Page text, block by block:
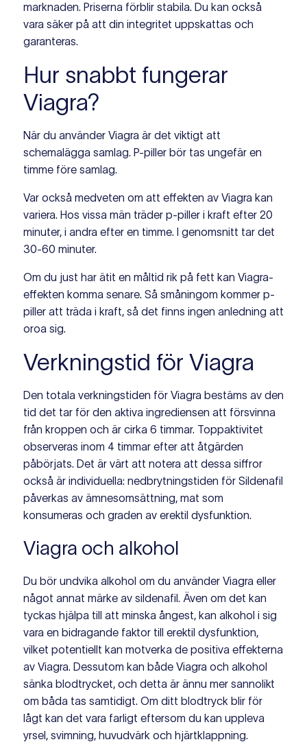
marknaden. Priserna förblir stabila. Du kan också
vara säker på att din integritet uppskattas och
garanteras.
Hur snabbt fungerar
Viagra?
När du använder Viagra är det viktigt att
schemalägga samlag. P-piller bör tas ungefär en
timme före samlag.
Var också medveten om att effekten av Viagra kan
variera. Hos vissa män träder p-piller i kraft efter 20
minuter, i andra efter en timme. I genomsnitt tar det
30-60 minuter.
Om du just har ätit en måltid rik på fett kan Viagra-
effekten komma senare. Så småningom kommer p-
piller att träda i kraft, så det finns ingen anledning att
oroa sig.
Verkningstid för Viagra
Den totala verkningstiden för Viagra bestäms av den
tid det tar för den aktiva ingrediensen att försvinna
från kroppen och är cirka 6 timmar. Toppaktivitet
observeras inom 4 timmar efter att åtgärden
påbörjats. Det är värt att notera att dessa siffror
också är individuella: nedbrytningstiden för Sildenafil
påverkas av ämnesomsättning, mat som
konsumeras och graden av erektil dysfunktion.
Viagra och alkohol
Du bör undvika alkohol om du använder Viagra eller
något annat märke av sildenafil. Även om det kan
tyckas hjälpa till att minska ångest, kan alkohol i sig
vara en bidragande faktor till erektil dysfunktion,
vilket potentiellt kan motverka de positiva effekterna
av Viagra. Dessutom kan både Viagra och alkohol
sänka blodtrycket, och detta är ännu mer sannolikt
om båda tas samtidigt. Om ditt blodtryck blir för
lågt kan det vara farligt eftersom du kan uppleva
yrsel, svimning, huvudvärk och hjärtklappning.